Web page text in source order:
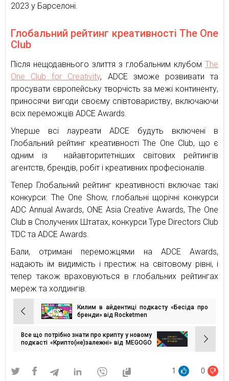
2023 у Барселоні.
Глобальний рейтинг креативності The One
Club
Після нещодавнього злиття з глобальним клубом The
One Club for Creativity, ADCE зможе розвивати та
просувати європейську творчість за межі континенту,
приносячи вигоди своєму співтовариству, включаючи
всіх переможців ADCE Awards.
Уперше всі лауреати ADCE будуть включені в
Глобальний рейтинг креативності The One Club, що є
одним із найавторитетніших світових рейтингів
агентств, брендів, робіт і креативних професіоналів.
Тепер Глобальний рейтинг креативності включає такі
конкурси: The One Show, глобальні щорічні конкурси
ADC Annual Awards, ONE Asia Creative Awards, The One
Club в Сполучених Штатах, конкурси Type Directors Club
TDC та ADCE Awards.
Бали, отримані переможцями на ADCE Awards,
надають їм видимість і престиж на світовому рівні, і
тепер також враховуються в глобальних рейтингах
мереж та холдингів.
Навігація
записів
Килим в айдентиці подкасту «Бесіда про
бренди» від Rocketmen
Все що потрібно знати про крипту у новому
подкасті «Крипто(не)залежні» від MEGOGO
1 0